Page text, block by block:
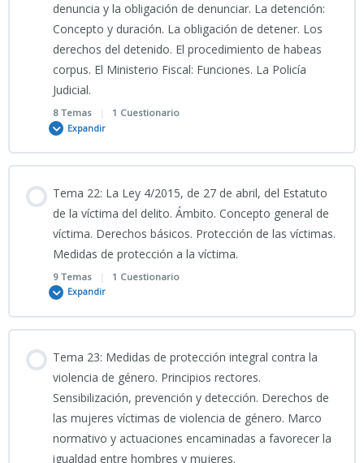
18-PODCAST TEMA 18 CNP
TEMA 19 CNP_. Delitos contra el orden público. Abril 2026
19-PRESENTACIÓN-Delitos_contra_el_Orden_Público
PODCAST TEMA 19 CNP
Clase grabada 28_04_2026_ TEMA 20 CNP
PORTADA 2026
TEMA 20 CNP 2026
Delitos_Informáticos_Intimidad_y_Prueba_Digital
CÓMIC TEMA 20 CNP
denuncia y la obligación de denunciar. La detención:
Concepto y duración. La obligación de detener. Los
derechos del detenido. El procedimiento de habeas
corpus. El Ministerio Fiscal: Funciones. La Policía
Judicial.
8 Temas | 1 Cuestionario
Expandir
0% COMPLETADO 0/8 Pasos
29_04_2026_Clase grabada_Tema 21 CNP
PDF presentación Tema 21 CIENCIAS JURÍDICAS 2026
INSTRUCCIÓN-1-2024-SECRETARIA-DE-ESTADO-SEGURIDAD-
PROCEDIMIENTO-INTEGRAL-DETENCION-POLICIAL
DERECHO PROCESAL PENAL
Tema 22: La Ley 4/2015, de 27 de abril, del Estatuto
de la víctima del delito. Ámbito. Concepto general de
víctima. Derechos básicos. Protección de las víctimas.
Medidas de protección a la víctima.
9 Temas | 1 Cuestionario
Expandir
0% COMPLETADO 0/9 Pasos
VÍDEO EXPLICATIVO TEMA 22 CNP_Estatuto_de_la_Víctima
Tema 23: Medidas de protección integral contra la
violencia de género. Principios rectores.
Sensibilización, prevención y detección. Derechos de
las mujeres víctimas de violencia de género. Marco
normativo y actuaciones encaminadas a favorecer la
igualdad entre hombres y mujeres.